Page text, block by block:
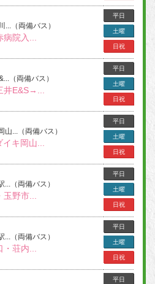
（両備バス）
院入...
平日
土曜
日祝
（両備バス）
E&S→...
平日
土曜
日祝
...（両備バス）
キ岡山...
平日
土曜
日祝
（両備バス）
野市...
平日
土曜
日祝
（両備バス）
荘内...
平日
土曜
日祝
平日